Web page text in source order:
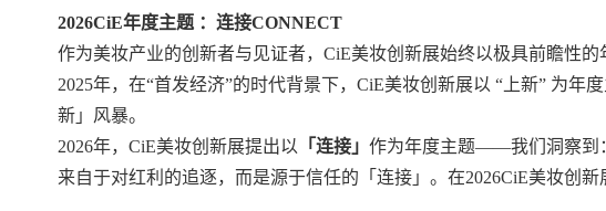
2026CiE年度主题 ：连接CONNECT
作为美妆产业的创新者与见证者，CiE美妆创新展始终以极具前瞻性的
2025年，在“首发经济”的时代背景下，CiE美妆创新展以 “上新” 为年
新」风暴。
2026年，CiE美妆创新展提出以 「连接」 作为年度主题——我们洞察到
来自于对红利的追逐，而是源于信任的「连接」。在2026CiE美妆创